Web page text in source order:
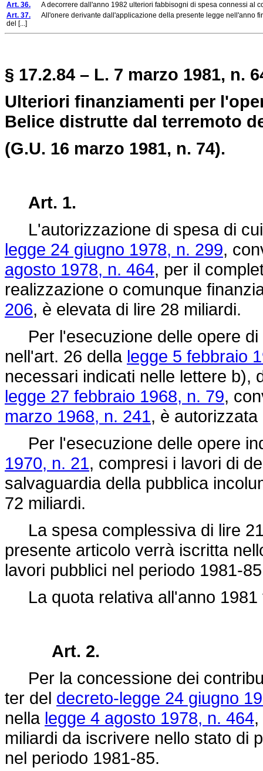
Art. 36. A decorrere dall'anno 1982 ulteriori fabbisogni di spesa connessi al
Art. 37. All'onere derivante dall'applicazione della presente legge nell'anno
del [...]
§ 17.2.84 – L. 7 marzo 1981, n.
Ulteriori finanziamenti per
Belice distrutte dal terremoto
(G.U. 16 marzo 1981, n. 74).
Art. 1.
L'autorizzazione di spesa di
legge 24 giugno 1978, n. 299,
agosto 1978, n. 464, per il
realizzazione o comunque
206, è elevata di lire 28 miliardi.
Per l'esecuzione delle opere di
nell'art. 26 della legge 5 febbraio
necessari indicati nelle lettere
legge 27 febbraio 1968, n. 79,
marzo 1968, n. 241, è
Per l'esecuzione delle opere
1970, n. 21, compresi i lavori di
salvaguardia della pubblica
72 miliardi.
La spesa complessiva di lire
presente articolo verrà iscritta
lavori pubblici nel periodo 1981-
La quota relativa all'anno 1981
Art. 2.
Per la concessione dei
ter del decreto-legge 24 giugno
nella legge 4 agosto 1978, n. 464
miliardi da iscrivere nello stato di
nel periodo 1981-85.